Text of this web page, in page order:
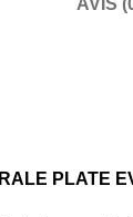
AVIS
PLATE